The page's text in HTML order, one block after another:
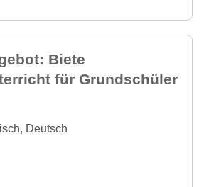
Biete
für Grundschüler
Deutsch